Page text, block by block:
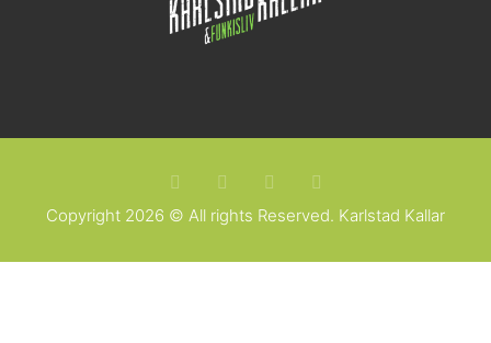
Copyright 2026 © All rights Reserved. Karlstad Kallar